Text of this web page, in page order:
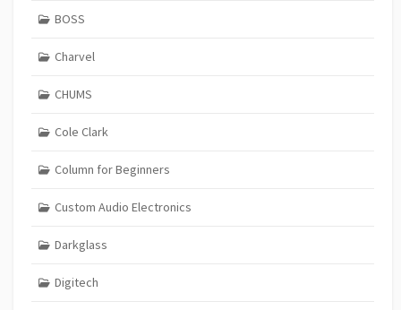
BOSS
Charvel
CHUMS
Cole Clark
Column for Beginners
Custom Audio Electronics
Darkglass
Digitech